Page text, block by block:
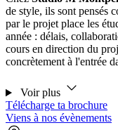
de style, ils sont pensés
par le projet place les
année : délais,
cours en direction du
concrètement à l'entrée
Voir plus
Télécharge ta brochure
Viens à nos évènements